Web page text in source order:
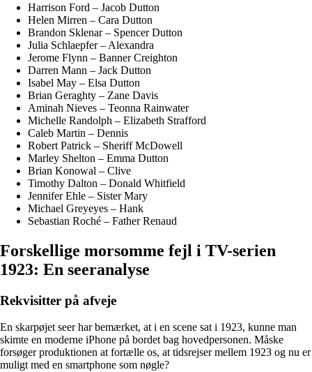
Harrison Ford – Jacob Dutton
Helen Mirren – Cara Dutton
Brandon Sklenar – Spencer Dutton
Julia Schlaepfer – Alexandra
Jerome Flynn – Banner Creighton
Darren Mann – Jack Dutton
Isabel May – Elsa Dutton
Brian Geraghty – Zane Davis
Aminah Nieves – Teonna Rainwater
Michelle Randolph – Elizabeth Strafford
Caleb Martin – Dennis
Robert Patrick – Sheriff McDowell
Marley Shelton – Emma Dutton
Brian Konowal – Clive
Timothy Dalton – Donald Whitfield
Jennifer Ehle – Sister Mary
Michael Greyeyes – Hank
Sebastian Roché – Father Renaud
Forskellige morsomme fejl i TV-serien
1923: En seeranalyse
Rekvisitter på afveje
En skarpøjet seer har bemærket, at i en scene sat i 1923, kunne man
skimte en moderne iPhone på bordet bag hovedpersonen. Måske
forsøger produktionen at fortælle os, at tidsrejser mellem 1923 og nu er
muligt med en smartphone som nøgle?